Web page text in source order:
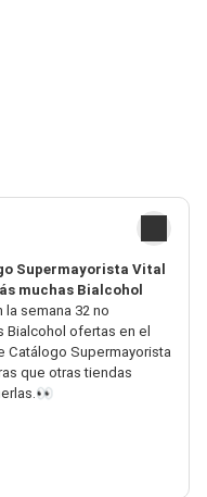
Supermayorista Vital
muchas Bialcohol
la semana 32 no
Bialcohol ofertas en el
Catálogo Supermayorista
que otras tiendas